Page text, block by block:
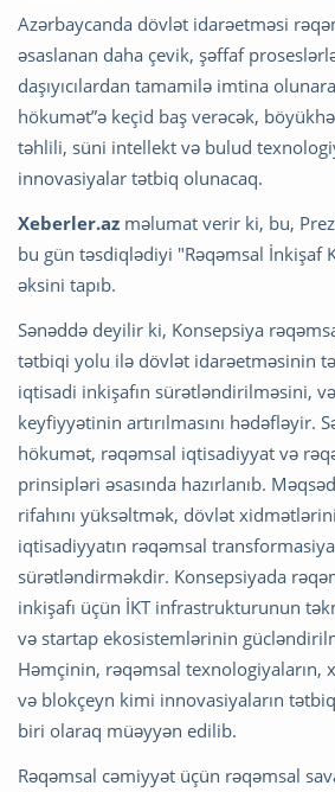
Azərbaycanda dövlət idarəetməsi
əsaslanan daha çevik, şəffaf
daşıyıcılardan tamamilə imtina
hökumət”ə keçid baş verəcək,
təhlili, süni intellekt və bulud
innovasiyalar tətbiq olunacaq.
Xeberler.az məlumat verir ki, bu,
bu gün təsdiqlədiyi "Rəqəmsal İnkişaf
əksini tapıb.
Sənəddə deyilir ki, Konsepsiya
tətbiqi yolu ilə dövlət idarəetməsinin
iqtisadi inkişafın sürətləndirilməsini,
keyfiyyətinin artırılmasını hədəfləyir.
hökumət, rəqəmsal iqtisadiyyat və
prinsipləri əsasında hazırlanıb.
rifahını yüksəltmək, dövlət
iqtisadiyyatın rəqəmsal
sürətləndirməkdir. Konsepsiyada
inkişafı üçün İKT infrastrukturunun
və startap ekosistemlərinin
Həmçinin, rəqəmsal texnologiyaların,
və blokçeyn kimi innovasiyaların
biri olaraq müəyyən edilib.
Rəqəmsal cəmiyyət üçün rəqəmsal